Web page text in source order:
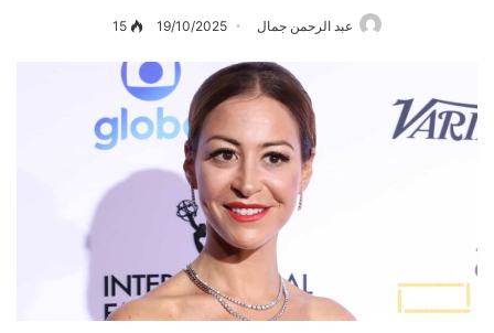
عبد الرحمن جمال 19/10/2025
15